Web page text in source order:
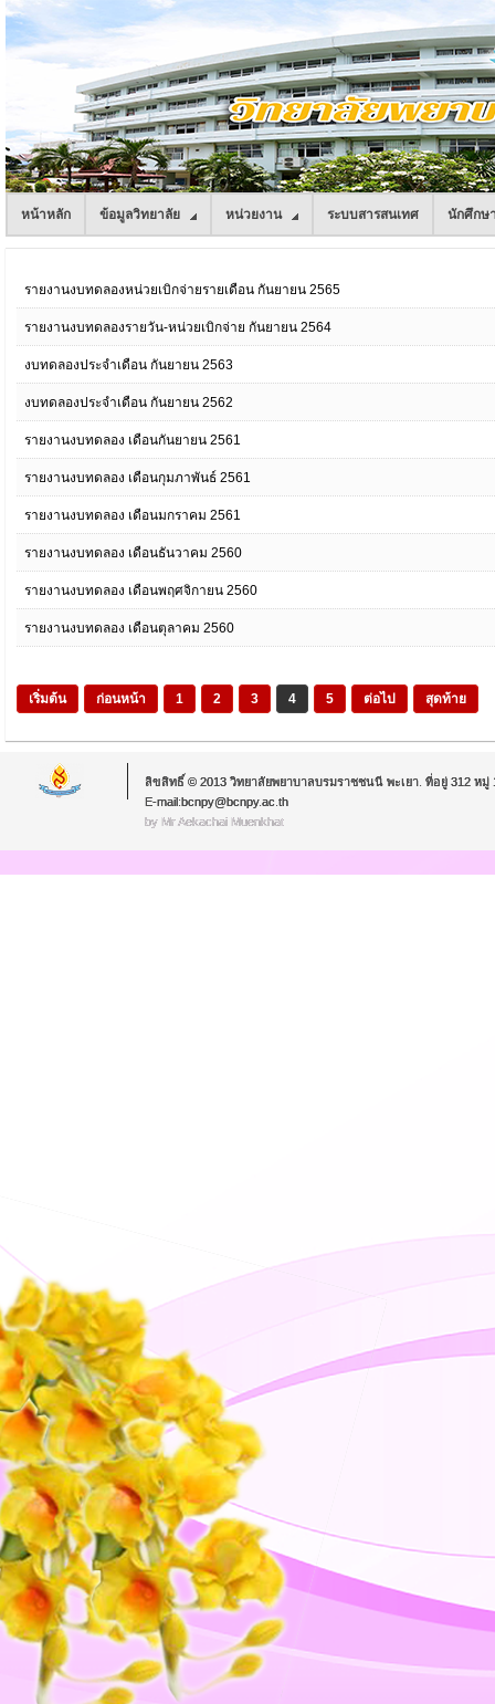
หน้าหลัก ข้อมูลวิทยาลัย หน่วยงาน ระบบสารสนเทศ นักศึกษ
รายงานงบทดลองหน่วยเบิกจ่ายรายเดือน กันยายน 2565
รายงานงบทดลองรายวัน-หน่วยเบิกจ่าย กันยายน 2564
งบทดลองประจำเดือน กันยายน 2563
งบทดลองประจำเดือน กันยายน 2562
รายงานงบทดลอง เดือนกันยายน 2561
รายงานงบทดลอง เดือนกุมภาพันธ์ 2561
รายงานงบทดลอง เดือนมกราคม 2561
รายงานงบทดลอง เดือนธันวาคม 2560
รายงานงบทดลอง เดือนพฤศจิกายน 2560
รายงานงบทดลอง เดือนตุลาคม 2560
เริ่มต้น ก่อนหน้า 1 2 3 4 5 ต่อไป สุดท้าย
ลิขสิทธิ์ © 2013 วิทยาลัยพยาบาลบรมราชชนนี พะเยา. ที่อยู่ 312 หมู่
E-mail:bcnpy@bcnpy.ac.th
by Mr.Aekachai Muenkhat